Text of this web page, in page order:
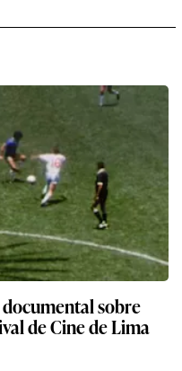
sobre
de Cine de Lima